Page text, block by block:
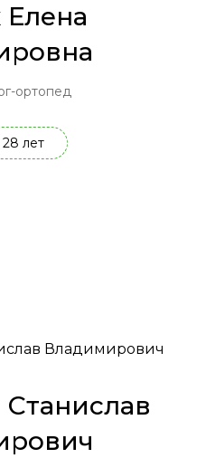
Елена
ортопед
лет